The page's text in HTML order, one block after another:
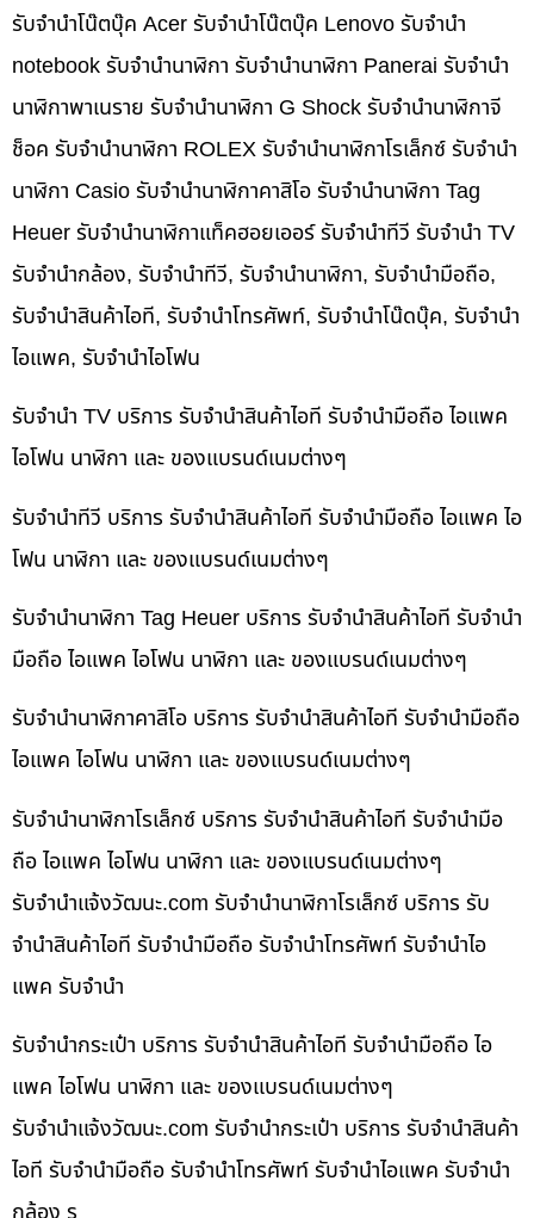
รับจำนำโน๊ตบุ๊ค Acer รับจำนำโน๊ตบุ๊ค Lenovo รับจำนำ
notebook รับจำนำนาฬิกา รับจำนำนาฬิกา Panerai รับจำนำ
นาฬิกาพาเนราย รับจำนำนาฬิกา G Shock รับจำนำนาฬิกาจี
ช็อค รับจำนำนาฬิกา ROLEX รับจำนำนาฬิกาโรเล็กซ์ รับจำนำ
นาฬิกา Casio รับจำนำนาฬิกาคาสิโอ รับจำนำนาฬิกา Tag
Heuer รับจำนำนาฬิกาแท็คฮอยเออร์ รับจำนำทีวี รับจำนำ TV
รับจำนำกล้อง, รับจำนำทีวี, รับจำนำนาฬิกา, รับจำนำมือถือ,
รับจำนำสินค้าไอที, รับจำนำโทรศัพท์, รับจำนำโน๊ดบุ๊ค, รับจำนำ
ไอแพค, รับจำนำไอโฟน
รับจำนำ TV บริการ รับจำนำสินค้าไอที รับจำนำมือถือ ไอแพค
ไอโฟน นาฬิกา และ ของแบรนด์เนมต่างๆ
รับจำนำทีวี บริการ รับจำนำสินค้าไอที รับจำนำมือถือ ไอแพค ไอ
โฟน นาฬิกา และ ของแบรนด์เนมต่างๆ
รับจำนำนาฬิกา Tag Heuer บริการ รับจำนำสินค้าไอที รับจำนำ
มือถือ ไอแพค ไอโฟน นาฬิกา และ ของแบรนด์เนมต่างๆ
รับจำนำนาฬิกาคาสิโอ บริการ รับจำนำสินค้าไอที รับจำนำมือถือ
ไอแพค ไอโฟน นาฬิกา และ ของแบรนด์เนมต่างๆ
รับจำนำนาฬิกาโรเล็กซ์ บริการ รับจำนำสินค้าไอที รับจำนำมือ
ถือ ไอแพค ไอโฟน นาฬิกา และ ของแบรนด์เนมต่างๆ
รับจํานําแจ้งวัฒนะ.com รับจำนำนาฬิกาโรเล็กซ์ บริการ รับ
จำนำสินค้าไอที รับจำนำมือถือ รับจำนำโทรศัพท์ รับจำนำไอ
แพค รับจำนำ
รับจำนำกระเป๋า บริการ รับจำนำสินค้าไอที รับจำนำมือถือ ไอ
แพค ไอโฟน นาฬิกา และ ของแบรนด์เนมต่างๆ
รับจํานําแจ้งวัฒนะ.com รับจำนำกระเป๋า บริการ รับจำนำสินค้า
ไอที รับจำนำมือถือ รับจำนำโทรศัพท์ รับจำนำไอแพค รับจำนำ